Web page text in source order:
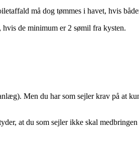
må dog tømmes i havet, hvis
de minimum er 2 sømil fra kysten.
Men du har som sejler krav på at
at du som sejler ikke skal